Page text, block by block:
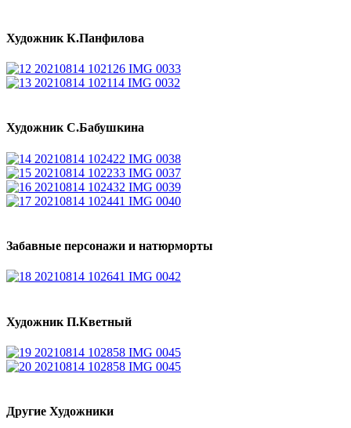
Художник К.Панфилова
Художник С.Бабушкина
Забавные персонажи и натюрморты
Художник П.Кветный
Другие Художники